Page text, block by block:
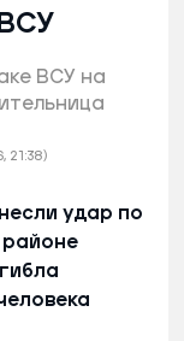
21:38)
ВСУ на
удар по